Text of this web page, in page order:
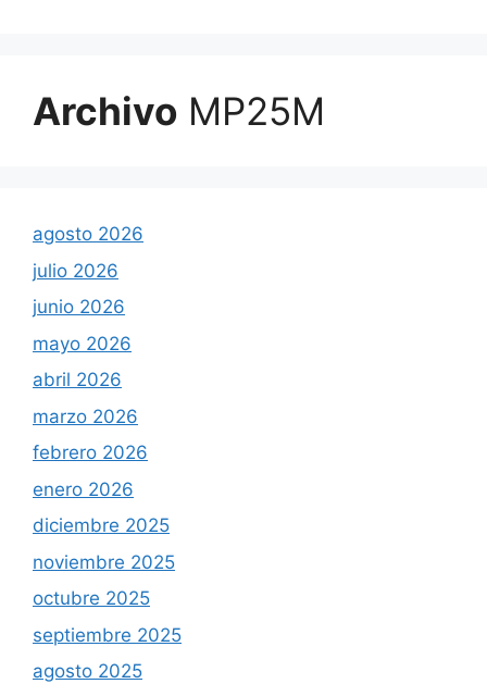
Archivo MP25M
agosto 2026
julio 2026
junio 2026
mayo 2026
abril 2026
marzo 2026
febrero 2026
enero 2026
diciembre 2025
noviembre 2025
octubre 2025
septiembre 2025
agosto 2025